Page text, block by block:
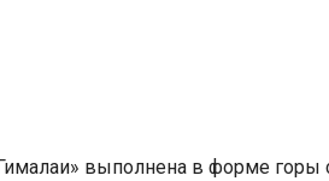
выполнена в форме горы